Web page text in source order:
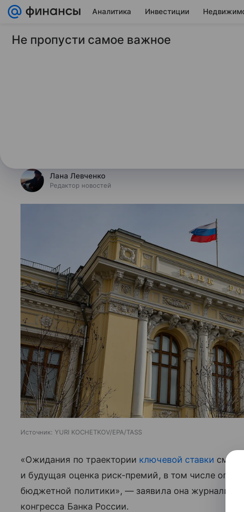
Аналитика Инвестиции
2 июля 2026 Финансы Mail
Набиуллина: ЦБ
регулятор пересмотрел свои
Лана Левченко
Редактор новостей
Источник: YURI KOCHETKOV/EPA/TASS
«Ожидания по траектории ключевой ставки
и будущая оценка риск-премий, в том числе
бюджетной политики», — заявила она
конгресса Банка России.
Не пропусти самое важное